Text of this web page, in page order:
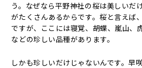
う。なぜなら平野神社の桜は美しいだ
がたくさんあるからです。桜と言えば
ですが、ここには寝覚、胡蝶、嵐山、
などの珍しい品種があります。
しかも珍しいだけじゃないんです。早